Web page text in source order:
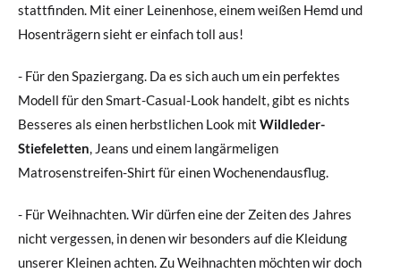
stattfinden. Mit einer Leinenhose, einem weißen Hemd und
Hosenträgern sieht er einfach toll aus!
- Für den Spaziergang. Da es sich auch um ein perfektes
Modell für den Smart-Casual-Look handelt, gibt es nichts
Besseres als einen herbstlichen Look mit Wildleder-
Stiefeletten , Jeans und einem langärmeligen
Matrosenstreifen-Shirt für einen Wochenendausflug.
- Für Weihnachten. Wir dürfen eine der Zeiten des Jahres
nicht vergessen, in denen wir besonders auf die Kleidung
unserer Kleinen achten. Zu Weihnachten möchten wir doch